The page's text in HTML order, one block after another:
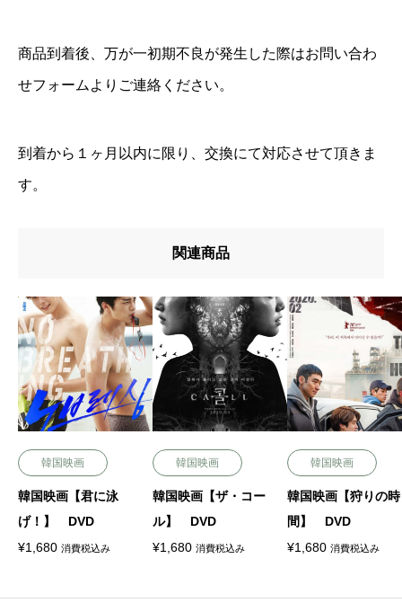
商品到着後、万が一初期不良が発生した際はお問い合わ
せフォームよりご連絡ください。
到着から１ヶ月以内に限り、交換にて対応させて頂きま
す。
関連商品
韓国映画
韓国映画【君に泳
げ！】 DVD
¥1,680 消費税込み
韓国映画
韓国映画【ザ・コー
ル】 DVD
¥1,680 消費税込み
韓国映画
韓国映画【狩りの時
間】 DVD
¥1,680 消費税込み